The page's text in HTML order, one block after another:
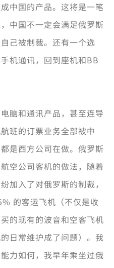
中国的产品。这将是一笔
中国不一定会满足俄罗斯
己被制裁。还有一个选
机通讯，回到座机和BB
脑和通讯产品，甚至连导
班的订票业务全部被中
是西方公司在做。俄罗斯
空公司客机的做法，随着
加入了对俄罗斯的制裁，
的客运飞机（不仅是收
的现有的波音和空客飞机
日常维护成了问题）。我
力如何，我早年乘坐过俄